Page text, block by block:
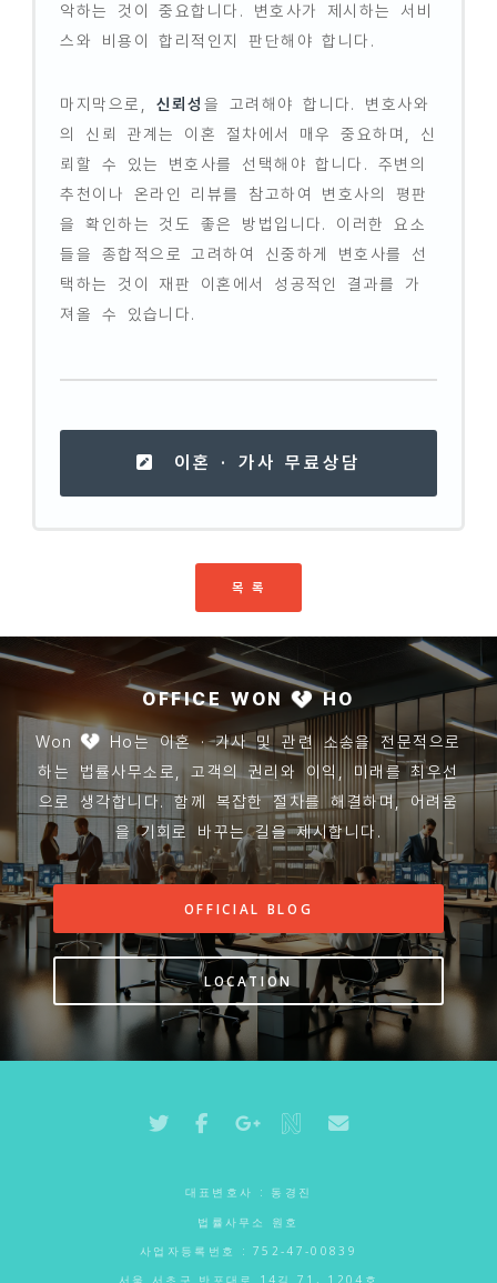
악하는 것이 중요합니다. 변호사가 제시하는 서비
스와 비용이 합리적인지 판단해야 합니다.
마지막으로, 신뢰성 을 고려해야 합니다. 변호사와
의 신뢰 관계는 이혼 절차에서 매우 중요하며, 신
뢰할 수 있는 변호사를 선택해야 합니다. 주변의
추천이나 온라인 리뷰를 참고하여 변호사의 평판
을 확인하는 것도 좋은 방법입니다. 이러한 요소
들을 종합적으로 고려하여 신중하게 변호사를 선
택하는 것이 재판 이혼에서 성공적인 결과를 가
져올 수 있습니다.
이혼 · 가사 무료상담
목 록
OFFICE WON HO
Won
Ho는 이혼 · 가사 및 관련 소송을 전문적으로
하는 법률사무소로, 고객의 권리와 이익, 미래를 최우선
으로 생각합니다. 함께 복잡한 절차를 해결하며, 어려움
을 기회로 바꾸는 길을 제시합니다.
OFFICIAL BLOG
LOCATION
대표변호사 : 동경진
법률사무소 원호
사업자등록번호 : 752-47-00839
서울 서초구 반포대로 14길 71, 1204호